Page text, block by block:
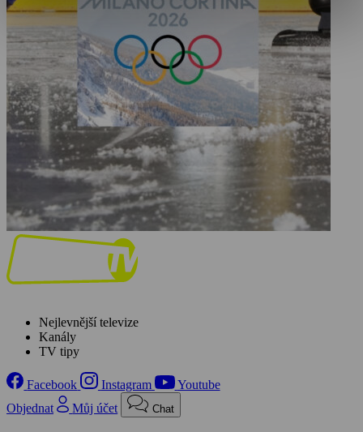
Nejlevnější televize
Kanály
TV tipy
Facebook Instagram
Youtube
Objednat
Můj účet Chat